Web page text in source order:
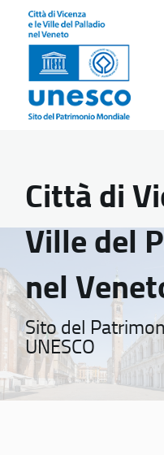
Città di
Ville del
nel
Sito del
UNESCO